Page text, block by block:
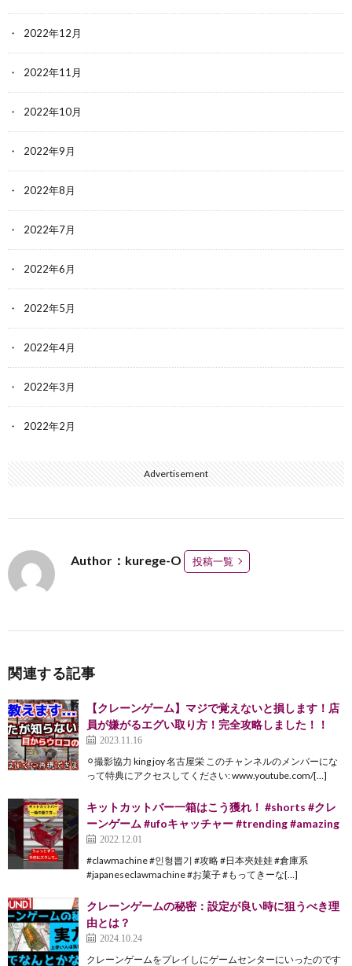
2022年12月
2022年11月
2022年10月
2022年9月
2022年8月
2022年7月
2022年6月
2022年5月
2022年4月
2022年3月
2022年2月
Advertisement
Author：kurege-O 投稿一覧
関連する記事
【クレーンゲーム】マジで覚えないと損します！店
員が嫌がるエグい取り方！完全攻略しました！！
2023.11.16
⚪︎撮影協力 king joy 名古屋栄 このチャンネルのメンバーにな
って特典にアクセスしてください: www.youtube.com/[…]
キットカットバー一箱はこう獲れ！ #shorts #クレ
ーンゲーム #ufoキャッチャー #trending #amazing
2022.12.01
#clawmachine #인형뽑기 #攻略 #日本夾娃娃 #倉庫系
#japaneseclawmachine #お菓子 #もってきーな[…]
クレーンゲームの秘密：設定が良い時に狙うべき理
由とは？
2024.10.24
クレーンゲームをプレイしにゲームセンターにいったのです